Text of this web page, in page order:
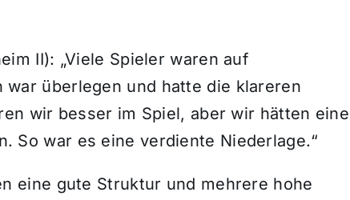
II): „Viele Spieler waren auf
überlegen und hatte die klareren
wir besser im Spiel, aber wir hätten eine
So war es eine verdiente Niederlage.“
eine gute Struktur und mehrere hohe